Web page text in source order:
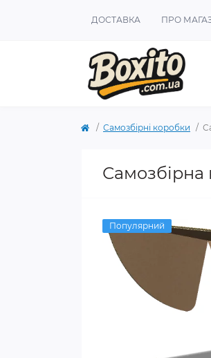
ДОСТАВКА ПРО
Самозбірні коробки
Самозбірна
Популярний